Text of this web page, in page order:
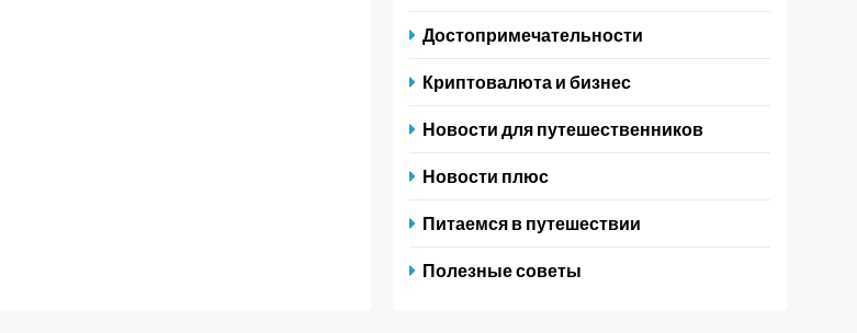
Достопримечательности
Криптовалюта и бизнес
Новости для путешественников
Новости плюс
Питаемся в путешествии
Полезные советы